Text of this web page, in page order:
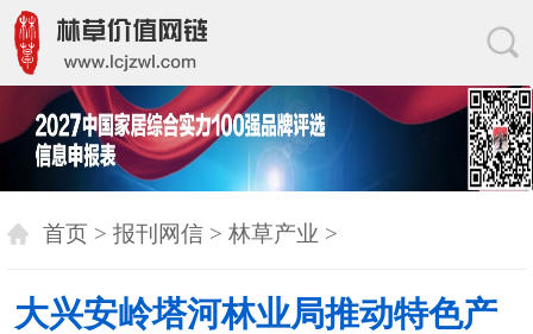
首页 > 报刊网信> 林草产业 >
大兴安岭塔河林业局推动特色产